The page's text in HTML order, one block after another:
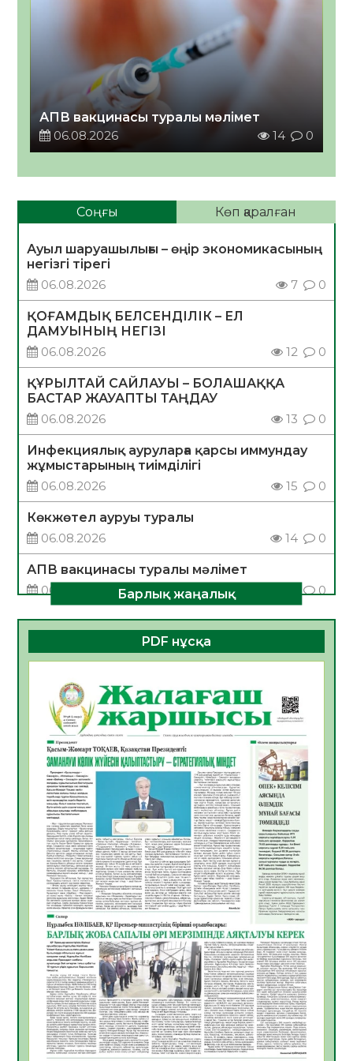
АПВ вакцинасы туралы мәлімет
06.08.2026
14 0
Соңғы Көп қаралған
Ауыл шаруашылығы – өңір экономикасының
негізгі тірегі
06.08.2026
7 0
ҚОҒАМДЫҚ БЕЛСЕНДІЛІК – ЕЛ
ДАМУЫНЫҢ НЕГІЗІ
06.08.2026
12 0
ҚҰРЫЛТАЙ САЙЛАУЫ – БОЛАШАҚҚА
БАСТАР ЖАУАПТЫ ТАҢДАУ
06.08.2026
13 0
Инфекциялық ауруларға қарсы иммундау
жұмыстарының тиімділігі
06.08.2026
15 0
Көкжөтел ауруы туралы
06.08.2026
14 0
АПВ вакцинасы туралы мәлімет
06.08.2026
0
Open Air: Қызылорда облысы полиция
департаменті 20 мыңнан астам
көрерменнің қауіпсіздігін қамтамасыз етті
ҚЫЗЫЛОРДАДА «САНАЛЫ ҰРПАҚ –
ЖАРҚЫН БОЛАШАҚ» АТТЫ КЕҢЕЙТІЛГЕН
МӘЖІЛІС ӨТТІ
05.08.2026
28
Қазақстан Орталық Азиядағы көшуге ең
қолайлы ел атанды
05.08.2026
30
Өрт қауіпсіздігі талаптарын сақтау – әр
азаматтың міндеті
05.08.2026
30
Руслан Рүстемұлы облыс әкімінің
кеңесшісі болып тағайындалды
05.08.2026
26
Цифрландыру саласын дамыту аясында
салынатын жаңа орталықтың жобасы
талқыланды
05.08.2026
26
Барлық жаңалық
PDF нұсқа